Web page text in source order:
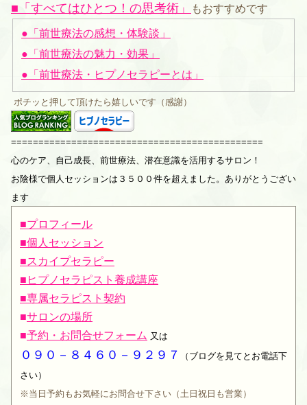
■「すべてはひとつ！の思考術」 もおすすめです
●「前世療法の感想・体験談」
●「前世療法の魅力・効果」
●「前世療法・ヒプノセラピーとは」
ポチッと押して頂けたら嬉しいです（感謝）
==============================================
心のケア、自己成長、前世療法、潜在意識を活用するサロン！
お陰様で個人セッションは３５００件を超えました。ありがとうござい
ます
■プロフィール
■個人セッション
■スカイプセラピー
■ヒプノセラピスト養成講座
■専属セラピスト契約
■サロンの場所
■予約・お問合せフォーム 又は
０９０－８４６０－９２９７
（ブログを見てとお電話下
さい）
※当日予約もお気軽にお問合せ下さい（土日祝日も営業）